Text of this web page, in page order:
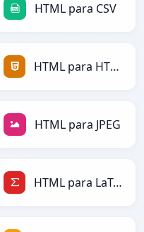
HTML para CSV
HTML para HTML
HTML para JPEG
HTML para LaTeX